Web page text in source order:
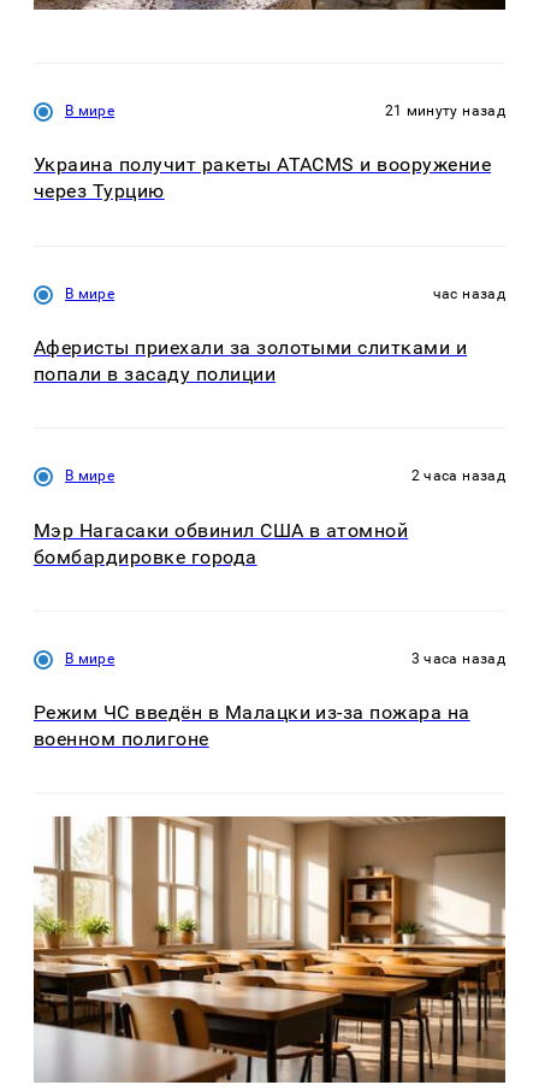
В мире 21 минуту назад
Украина получит ракеты ATACMS и вооружение
через Турцию
В мире час назад
Аферисты приехали за золотыми слитками и
попали в засаду полиции
В мире 2 часа назад
Мэр Нагасаки обвинил США в атомной
бомбардировке города
В мире 3 часа назад
Режим ЧС введён в Малацки из-за пожара на
военном полигоне